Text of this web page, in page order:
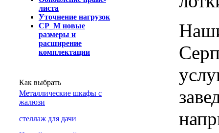
листа
Уточнение нагрузок
СР_М новые
размеры и
расширение
комплектации
Как выбрать
Металлические шкафы с
жалюзи
cтеллаж для дачи